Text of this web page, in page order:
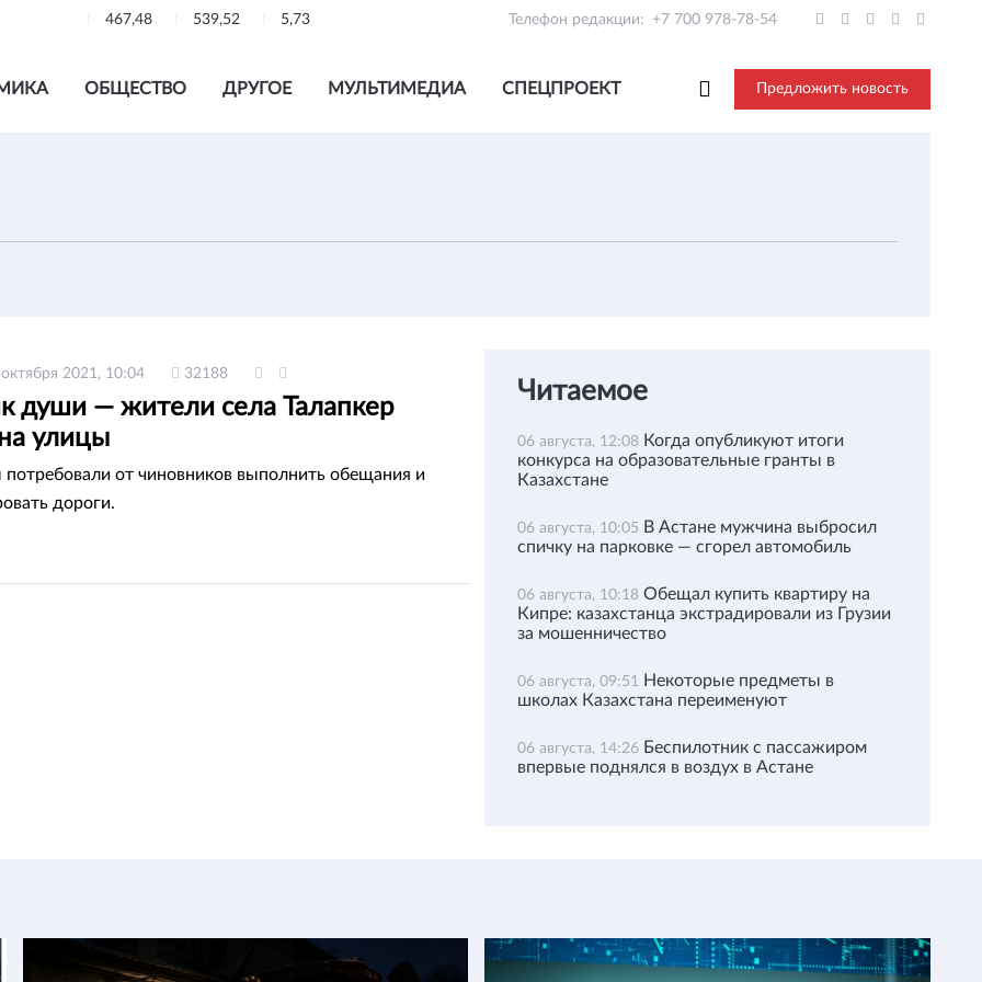
467,48 539,52 5,73 Телефон редакции: +7 700 978-78-54
ОБЩЕСТВО ДРУГОЕ МУЛЬТИМЕДИА СПЕЦПРОЕКТ Предложить новость
2021, 10:04 32188
души — жители села Талапкер
улицы
потребовали от чиновников выполнить обещания и
дороги.
Читаемое
06 августа, 12:08 Когда опубликуют итоги
конкурса на образовательные гранты в
Казахстане
06 августа, 10:05 В Астане мужчина выбросил
спичку на парковке — сгорел автомобиль
06 августа, 10:18 Обещал купить квартиру на
Кипре: казахстанца экстрадировали из Грузии
за мошенничество
06 августа, 09:51 Некоторые предметы в
школах Казахстана переименуют
06 августа, 14:26 Беспилотник с пассажиром
впервые поднялся в воздух в Астане